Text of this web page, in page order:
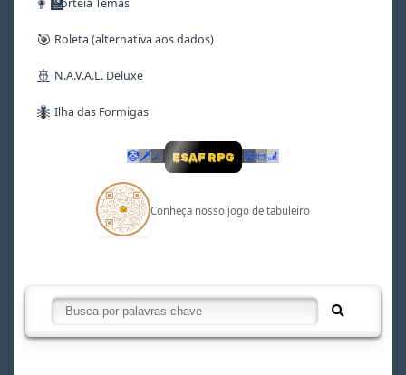
Sorteia Temas
🎯 Roleta (alternativa aos dados)
🚢 N.A.V.A.L. Deluxe
🐜 Ilha das Formigas
🤡 🗡🪄 ESAF RPG 👹📜🦼
Conheça nosso jogo de tabuleiro